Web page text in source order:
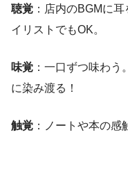
聴覚 ：店内のBGMに
イリストでもOK。
味覚 ：一口ずつ味わ
に染み渡る！
触覚 ：ノートや本の感